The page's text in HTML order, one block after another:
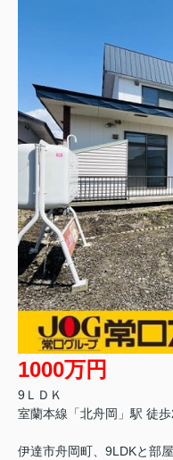
1000万円
9ＬＤＫ
室蘭本線「北舟岡」駅 徒
伊達市舟岡町、9LDKと部